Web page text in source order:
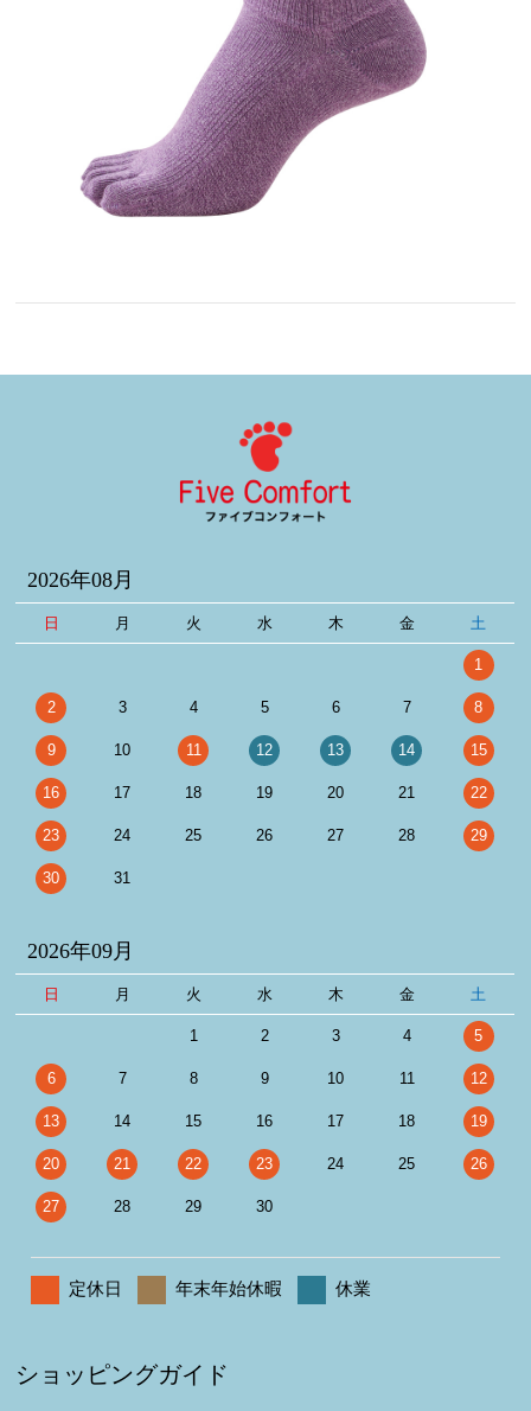
2026年08月
日 月 火 水 木 金 土
1
2 3 4 5 6 7 8
9 10 11 12 13 14 15
16 17 18 19 20 21 22
23 24 25 26 27 28 29
30 31
2026年09月
日 月 火 水 木 金 土
1 2 3 4 5
6 7 8 9 10 11 12
13 14 15 16 17 18 19
20 21 22 23 24 25 26
27 28 29 30
定休日 年末年始休暇 休業
ショッピングガイド